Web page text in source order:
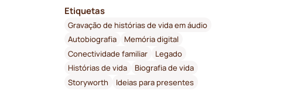
Etiquetas
Gravação de histórias de vida em áudio
Autobiografia
Memória digital
Conectividade familiar
Legado
Histórias de vida
Biografia de vida
Storyworth
Ideias para presentes